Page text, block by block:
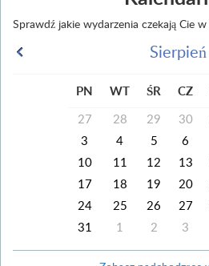
Sprawdź jakie wydarzenia czekają Cie
Sierpień
PN WT ŚR CZ
27 28 29 30
3
4 5 6
10
11 12 13
17
18 19 20
24
25 26 27
31
1 2 3